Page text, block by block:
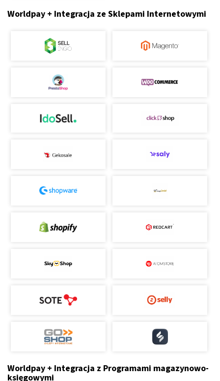
Worldpay + Integracja ze Sklepami Internetowymi
Worldpay + Integracja z Programami magazynowo-
księgowymi